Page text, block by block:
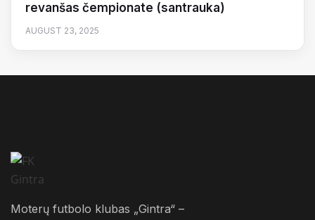
revanšas čempionate (santrauka)
AUGUST 23, 2025
Moterų futbolo klubas „Gintra“ –